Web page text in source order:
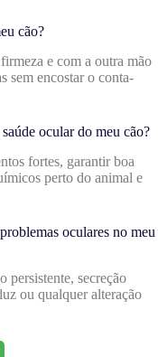
cão?
e com a outra mão
sem encostar o conta-
ocular do meu cão?
fortes, garantir boa
perto do animal e
oculares no meu
persistente, secreção
ou qualquer alteração